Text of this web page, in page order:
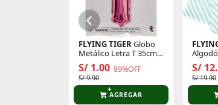
FLYING TIGERGlobo
Metálico Letra T 35cm
Alt P/Cumple 3014370
S/ 1.00 89%OFF
S/ 9.90
AGREGAR
S/
S/ 19.90